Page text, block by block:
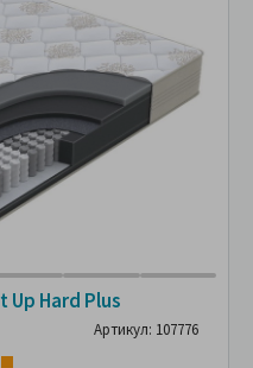
Hard Plus
Артикул: 107776